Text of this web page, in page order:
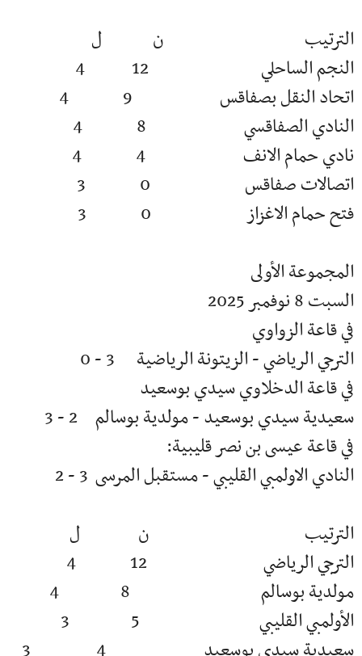
الترتيب ن ل
النجم الساحلي 12 4
اتحاد النقل بصفاقس 9 4
النادي الصفاقسي 8 4
نادي حمام الانف 4 4
اتصالات صفاقس 0 3
فتح حمام الاغزاز 0 3
المجموعة الأولى
السبت 8 نوفمبر 2025
في قاعة الزواوي
الترجي الرياضي - الزيتونة الرياضية 3 - 0
في قاعة الدخلاوي سيدي بوسعيد
سعيدية سيدي بوسعيد - مولدية بوسالم 2 - 3
في قاعة عيسى بن نصر قليبية:
النادي الاولمبي القليبي - مستقبل المرسى 3 - 2
الترتيب ن ل
الترجي الرياضي 12 4
مولدية بوسالم 8 4
الأولمبي القليبي 5 3